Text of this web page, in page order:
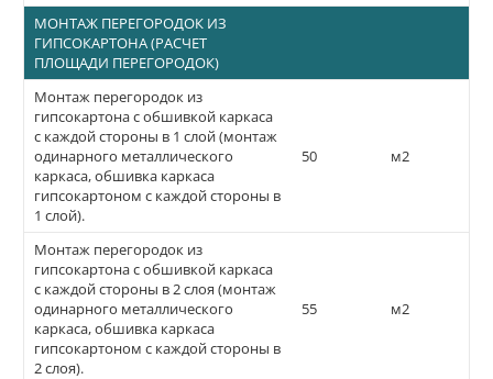
МОНТАЖ ПЕРЕГОРОДОК ИЗ
ГИПСОКАРТОНА (РАСЧЕТ
ПЛОЩАДИ ПЕРЕГОРОДОК)
Монтаж перегородок из
гипсокартона с обшивкой каркаса
с каждой стороны в 1 слой (монтаж
одинарного металлического
каркаса, обшивка каркаса
гипсокартоном с каждой стороны в
1 слой).
50 м2
Монтаж перегородок из
гипсокартона с обшивкой каркаса
с каждой стороны в 2 слоя (монтаж
одинарного металлического
каркаса, обшивка каркаса
гипсокартоном с каждой стороны в
2 слоя).
55 м2